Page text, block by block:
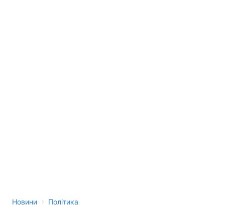
Новини › Політика